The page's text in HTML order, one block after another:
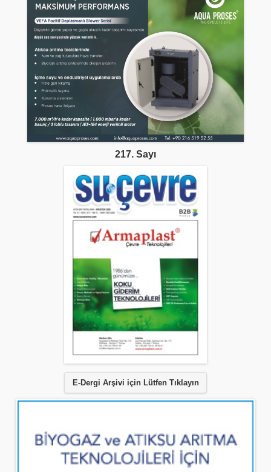
217. Sayı
E-Dergi Arşivi için Lütfen Tıklayın